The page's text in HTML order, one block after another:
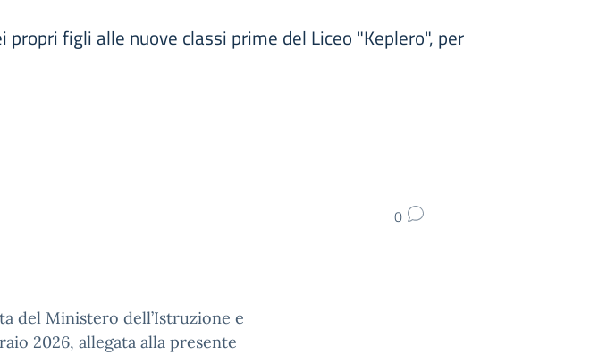
figli alle nuove classi prime del Liceo "Keplero", per
0
del Ministero dell’Istruzione e
2026, allegata alla presente